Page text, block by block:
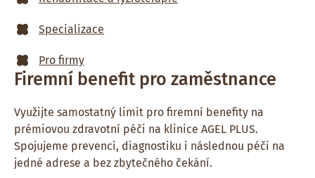
Specializace
Pro firmy
Firemní benefit pro zaměstnance
Využijte samostatný limit pro firemní benefity na
prémiovou zdravotní péči na klinice AGEL PLUS.
Spojujeme prevenci, diagnostiku i následnou péči na
jedné adrese a bez zbytečného čekání.